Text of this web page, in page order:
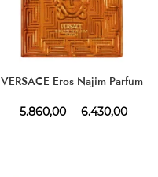
VERSACE Eros Najim Parfum
5.860,00 – 6.430,00